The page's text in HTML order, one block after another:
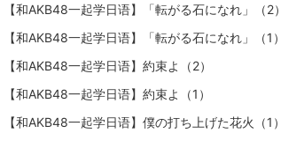
【和AKB48一起学日语】「転がる石になれ」（2）
【和AKB48一起学日语】「転がる石になれ」（1）
【和AKB48一起学日语】約束よ（2）
【和AKB48一起学日语】約束よ（1）
【和AKB48一起学日语】僕の打ち上げた花火（1）